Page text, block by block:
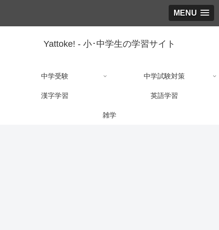
MENU
Yattoke! - 小･中学生の学習サイト
中学受験 中学試験対策
漢字学習 英語学習
雑学